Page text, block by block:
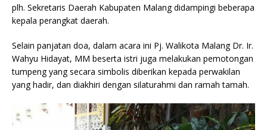
plh. Sekretaris Daerah Kabupaten Malang didampingi beberapa
kepala perangkat daerah.
Selain panjatan doa, dalam acara ini Pj. Walikota Malang Dr. Ir.
Wahyu Hidayat, MM beserta istri juga melakukan pemotongan
tumpeng yang secara simbolis diberikan kepada perwakilan
yang hadir, dan diakhiri dengan silaturahmi dan ramah tamah.